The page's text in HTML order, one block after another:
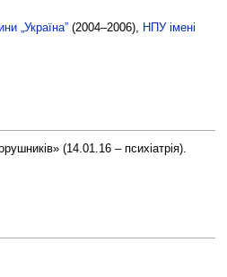
„Україна”(2004–2006), НПУ імені
(14.01.16 – психіатрія).